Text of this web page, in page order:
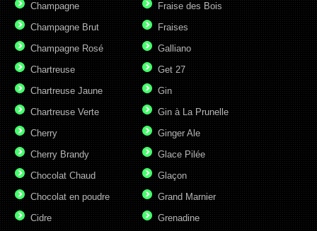
Champagne
Champagne Brut
Champagne Rosé
Chartreuse
Chartreuse Jaune
Chartreuse Verte
Cherry
Cherry Brandy
Chocolat Chaud
Chocolat en poudre
Cidre
Fraise des Bois
Fraises
Galliano
Get 27
Gin
Gin à La Prunelle
Ginger Ale
Glace Pilée
Glaçon
Grand Marnier
Grenadine